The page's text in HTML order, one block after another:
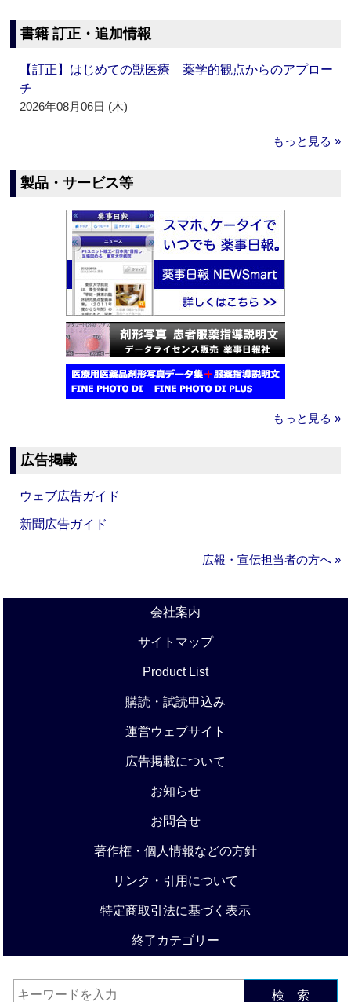
書籍 訂正・追加情報
【訂正】はじめての獣医療 薬学的観点からのアプロー
チ
2026年08月06日 (木)
もっと見る »
製品・サービス等
もっと見る »
広告掲載
ウェブ広告ガイド
新聞広告ガイド
広報・宣伝担当者の方へ »
会社案内
サイトマップ
Product List
購読・試読申込み
運営ウェブサイト
広告掲載について
お知らせ
お問合せ
著作権・個人情報などの方針
リンク・引用について
特定商取引法に基づく表示
終了カテゴリー
検 索